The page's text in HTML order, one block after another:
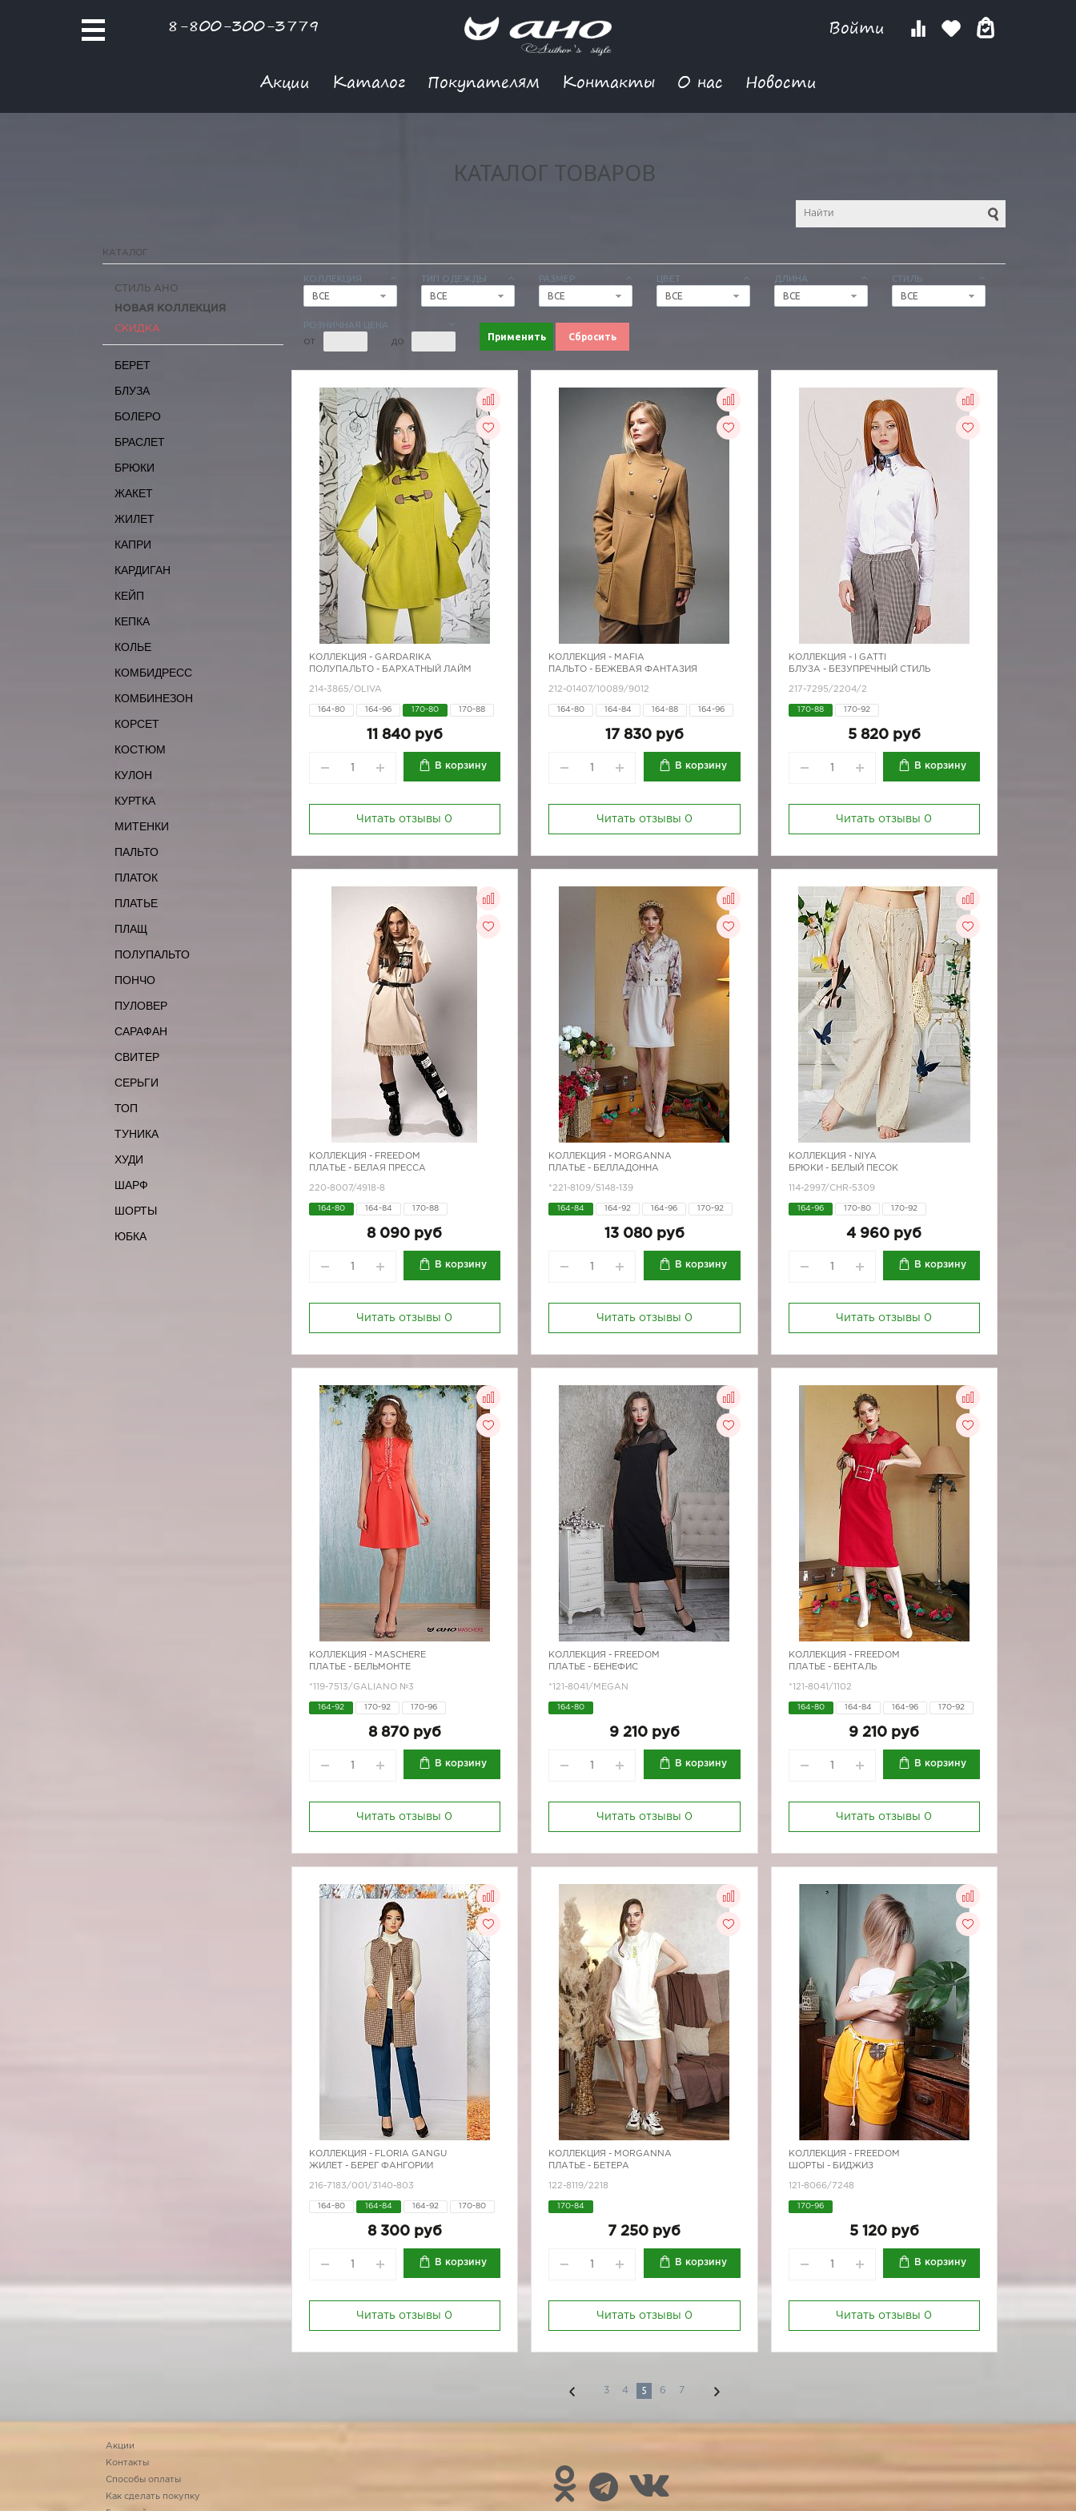
8-800-300-3779 Войти
Акции Каталог Покупателям Контакты О нас Новости
КАТАЛОГ ТОВАРОВ
КАТАЛОГ
КОЛЛЕКЦИЯ
ВСЕ
ТИП ОДЕЖДЫ
ВСЕ
РАЗМЕР
ВСЕ
ЦВЕТ
ВСЕ
ДЛИНА
ВСЕ
СТИЛЬ
ВСЕ
РОЗНИЧНАЯ ЦЕНА
ОТ ДО Применить Сбросить
СТИЛЬ АНО
НОВАЯ КОЛЛЕКЦИЯ
СКИДКА
БЕРЕТ
БЛУЗА
БОЛЕРО
БРАСЛЕТ
БРЮКИ
ЖАКЕТ
ЖИЛЕТ
КАПРИ
КАРДИГАН
КЕЙП
КЕПКА
КОЛЬЕ
КОМБИДРЕСС
КОМБИНЕЗОН
КОРСЕТ
КОСТЮМ
КУЛОН
КУРТКА
МИТЕНКИ
ПАЛЬТО
ПЛАТОК
ПЛАТЬЕ
ПЛАЩ
ПОЛУПАЛЬТО
ПОНЧО
ПУЛОВЕР
САРАФАН
СВИТЕР
СЕРЬГИ
ТОП
ТУНИКА
ХУДИ
ШАРФ
ШОРТЫ
ЮБКА
КОЛЛЕКЦИЯ - GARDARIKA
ПОЛУПАЛЬТО - БАРХАТНЫЙ ЛАЙМ
214-3865/OLIVA
164-80 164-96 170-80 170-88
11 840 руб
В корзину
Читать отзывы 0
КОЛЛЕКЦИЯ - MAFIA
ПАЛЬТО - БЕЖЕВАЯ ФАНТАЗИЯ
212-01407/10089/9012
164-80 164-84 164-88 164-96
17 830 руб
В корзину
Читать отзывы 0
КОЛЛЕКЦИЯ -
I GATTI
БЛУЗА - БЕЗУПРЕЧНЫЙ СТИЛЬ
217-7295/2204/2
170-88 170-92
5 820 руб
В корзину
Читать отзывы 0
КОЛЛЕКЦИЯ - FREEDOM
ПЛАТЬЕ - БЕЛАЯ ПРЕССА
220-8007/4918-8
164-80 164-84 170-88
8 090 руб
В корзину
Читать отзывы 0
КОЛЛЕКЦИЯ - MORGANNA
ПЛАТЬЕ - БЕЛЛАДОННА
*221-8109/5148-139
164-84 164-92 164-96 170-92
13 080 руб
В корзину
Читать отзывы 0
КОЛЛЕКЦИЯ - NIYA
БРЮКИ - БЕЛЫЙ ПЕСОК
114-2997/CHR-5309
164-96 170-80 170-92
4 960 руб
В корзину
Читать отзывы 0
КОЛЛЕКЦИЯ - MASCHERE
ПЛАТЬЕ - БЕЛЬМОНТЕ
*119-7513/GALIANO №3
164-92 170-92 170-96
8 870 руб
В корзину
Читать отзывы 0
КОЛЛЕКЦИЯ - FREEDOM
ПЛАТЬЕ - БЕНЕФИС
*121-8041/MEGAN
164-80
9 210 руб
В корзину
Читать отзывы 0
КОЛЛЕКЦИЯ - FREEDOM
ПЛАТЬЕ - БЕНТАЛЬ
*121-8041/1102
164-80 164-84 164-96 170-92
9 210 руб
В корзину
Читать отзывы 0
КОЛЛЕКЦИЯ - FLORIA GANGU
ЖИЛЕТ - БЕРЕГ ФАНГОРИИ
216-7183/001/3140-803
164-80 164-84 164-92 170-80
8 300 руб
В корзину
Читать отзывы 0
КОЛЛЕКЦИЯ - MORGANNA
ПЛАТЬЕ - БЕТЕРА
122-8119/2218
170-84
7 250 руб
В корзину
Читать отзывы 0
КОЛЛЕКЦИЯ - FREEDOM
ШОРТЫ - БИДЖИЗ
121-8066/7248
170-96
5 120 руб
В корзину
Читать отзывы 0
3 4 5 6 7
Акции
Контакты
Способы оплаты
Как сделать покупку